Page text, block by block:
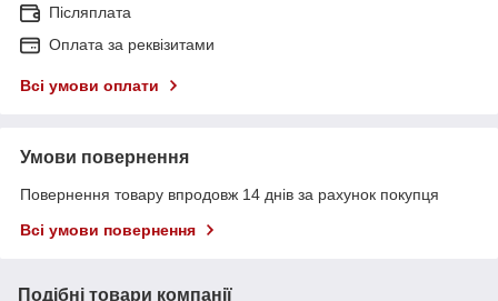
Післяплата
Оплата за реквізитами
Всі умови оплати
Умови повернення
Повернення товару впродовж 14 днів за рахунок покупця
Всі умови повернення
Подібні товари компанії